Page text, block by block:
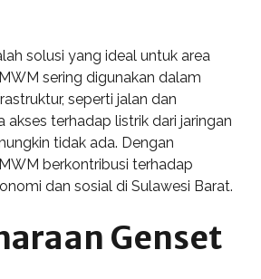
solusi yang ideal untuk area
sering digunakan dalam
seperti jalan dan
akses terhadap listrik dari jaringan
tidak ada. Dengan
berkontribusi terhadap
dan sosial di Sulawesi Barat.
Genset